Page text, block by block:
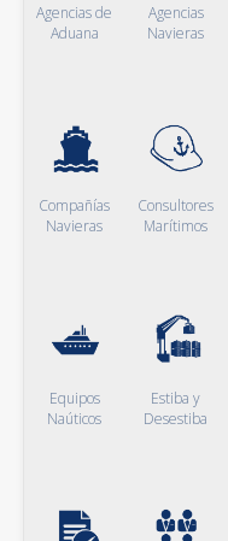
Agencias de
Aduana
Agencias
Navieras
Compañías
Navieras
Consultores
Marítimos
Equipos
Naúticos
Estiba y
Desestiba